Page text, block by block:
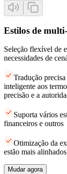
Estilos de
Seleção flexível de
necessidades de
Tradução
inteligente aos
precisão e a
Suporta vários
financeiros e outros
Otimização da
estão mais
Mudar agora